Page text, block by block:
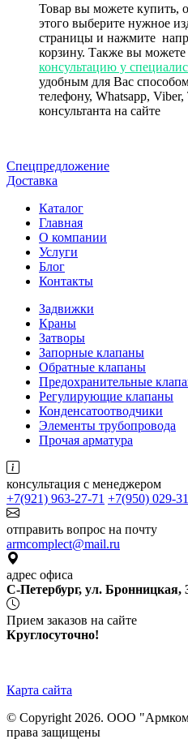
Товар вы можете купить,
этого выберите нужное
страницы и нажмите
корзину. Также вы можете
консультацию у
удобным для Вас
телефону, Whatsapp,
консультанта на сайте
Спецпредложение
Доставка
Каталог
Главная
О компании
Услуги
Блог
Контакты
Задвижки
Краны
Затворы
Запорные клапаны
Обратные клапаны
Предохранительные
Регулирующие клапаны
Конденсатоотводчики
Элементы трубопровода
Прочая арматура
консультация с менеджером
+7(921) 963-27-71 +7(950) 029-
отправить вопрос на почту
armcomplect@mail.ru
адрес офиса
С-Петербург, ул. Бронницкая,
Прием заказов на сайте
Круглосуточно!
Карта сайта
© Copyright 2026. ООО
права защищены